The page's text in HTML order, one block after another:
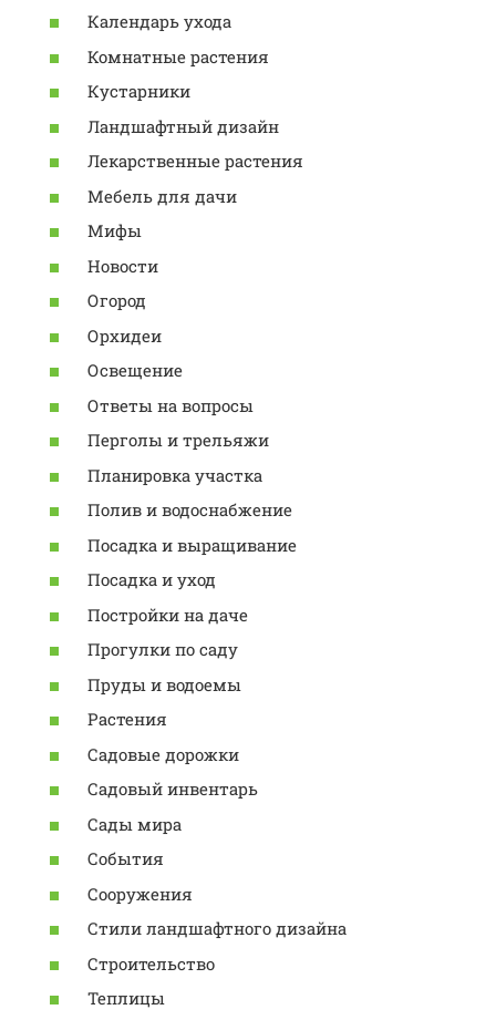
Календарь ухода
Комнатные растения
Кустарники
Ландшафтный дизайн
Лекарственные растения
Мебель для дачи
Мифы
Новости
Огород
Орхидеи
Освещение
Ответы на вопросы
Перголы и трельяжи
Планировка участка
Полив и водоснабжение
Посадка и выращивание
Посадка и уход
Постройки на даче
Прогулки по саду
Пруды и водоемы
Растения
Садовые дорожки
Садовый инвентарь
Сады мира
События
Сооружения
Стили ландшафтного дизайна
Строительство
Теплицы